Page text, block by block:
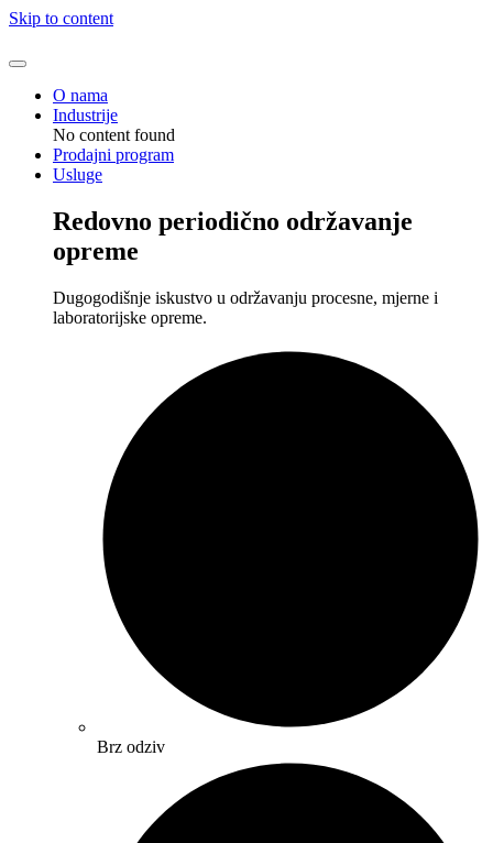
Skip to content
O nama
Industrije
No content found
Prodajni program
Usluge
Redovno periodično održavanje
opreme
Dugogodišnje iskustvo u održavanju procesne, mjerne i
laboratorijske opreme.
Brz odziv